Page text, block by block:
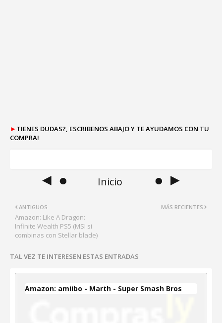
► TIENES DUDAS?, ESCRIBENOS ABAJO Y TE AYUDAMOS CON TU
COMPRA!
◄ ● Inicio ● ►
MÁS RECIENTES
ANTIGUOS
Amazon: Like A Dragon:
Infinite Wealth PS5 (MSI si
combinas con Stellar blade)
TAL VEZ TE INTERESEN ESTAS ENTRADAS
Amazon: amiibo - Marth - Super Smash Bros